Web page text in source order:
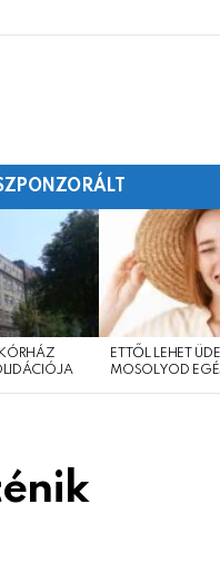
ETTŐL LEHET
MOSOLYOD